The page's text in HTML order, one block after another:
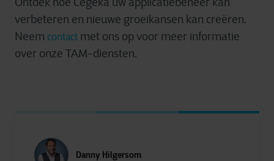
verbeteren en nieuwe groeikansen kan creëren.
Neem contact met ons opvoor meer informatie
over onze TAM-diensten.
Danny Hilgersom